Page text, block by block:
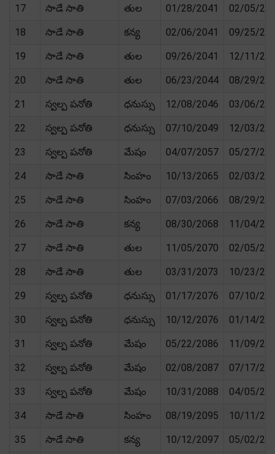
17 సాడే సాతి తుల 01/28/2041 02/05/
18 సాడే సాతి కన్య 02/06/2041 09/25/
19 సాడే సాతి తుల 09/26/2041 12/11/
20 సాడే సాతి తుల 06/23/2044 08/29/
21 స్వల్ప పనోతి ధనుస్సు 12/08/2046 03/06/
22 స్వల్ప పనోతి ధనుస్సు 07/10/2049 12/03/
23 స్వల్ప పనోతి మేషం 04/07/2057 05/27/
24 సాడే సాతి సింహం 10/13/2065 02/03/
25 సాడే సాతి సింహం 07/03/2066 08/29/
26 సాడే సాతి కన్య 08/30/2068 11/04/
27 సాడే సాతి తుల 11/05/2070 02/05/
28 సాడే సాతి తుల 03/31/2073 10/23/
29 స్వల్ప పనోతి ధనుస్సు 01/17/2076 07/10/
30 స్వల్ప పనోతి ధనుస్సు 10/12/2076 01/14/
31 స్వల్ప పనోతి మేషం 05/22/2086 11/09/
32 స్వల్ప పనోతి మేషం 02/08/2087 07/17/
33 స్వల్ప పనోతి మేషం 10/31/2088 04/05/
34 సాడే సాతి సింహం 08/19/2095 10/11/
35 సాడే సాతి కన్య 10/12/2097 05/02/